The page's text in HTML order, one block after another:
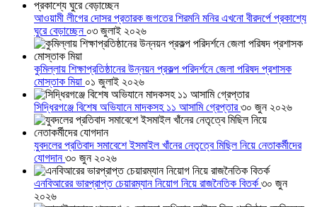
আওয়ামী লীগের দোসর প্রতারক জগতের শিরমনি মনির এখনো বীরদর্পে প্রকাশ্যে
ঘুরে বেড়াচ্ছেন ০৩ জুলাই ২০২৬
কুমিল্লায় শিক্ষাপ্রতিষ্ঠানের উন্নয়ন প্রকল্প পরিদর্শনে জেলা পরিষদ প্রশাসক
মোস্তাক মিয়া ০১ জুলাই ২০২৬
সিদ্ধিরগঞ্জে বিশেষ অভিযানে মাদকসহ ১১ আসামি গ্রেপ্তার৩০ জুন ২০২৬
যুবদলের প্রতিবাদ সমাবেশে ইসমাইল খাঁনের নেতৃত্বে মিছিল নিয়ে নেতাকর্মীদের
যোগদান৩০ জুন ২০২৬
এনবিআরের ভারপ্রাপ্ত চেয়ারম্যান নিয়োগ নিয়ে রাজনৈতিক বিতর্ক ৩০ জুন
২০২৬